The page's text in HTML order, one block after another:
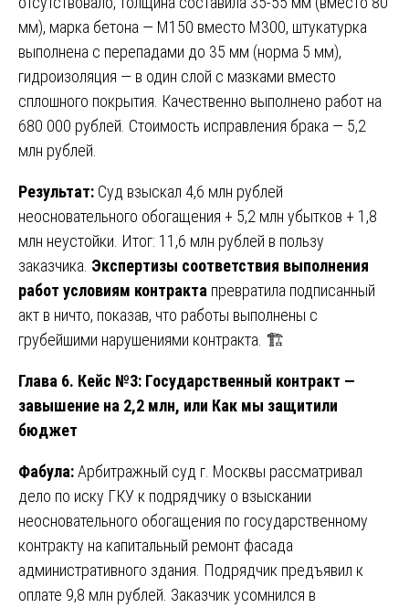
мм), марка бетона — М150 вместо М300, штукатурка
выполнена с перепадами до 35 мм (норма 5 мм),
гидроизоляция — в один слой с мазками вместо
сплошного покрытия. Качественно выполнено работ на
680 000 рублей. Стоимость исправления брака — 5,2
млн рублей.
Результат: Суд взыскал 4,6 млн рублей
неосновательного обогащения + 5,2 млн убытков + 1,8
млн неустойки. Итог: 11,6 млн рублей в пользу
заказчика. Экспертизы соответствия выполнения
работ условиям контракта превратила подписанный
акт в ничто, показав, что работы выполнены с
грубейшими нарушениями контракта. 🏗️
Глава 6. Кейс №3: Государственный контракт —
завышение на 2,2 млн, или Как мы защитили
бюджет
Фабула:Арбитражный суд г. Москвы рассматривал
дело по иску ГКУ к подрядчику о взыскании
неосновательного обогащения по государственному
контракту на капитальный ремонт фасада
административного здания. Подрядчик предъявил к
оплате 9,8 млн рублей. Заказчик усомнился в